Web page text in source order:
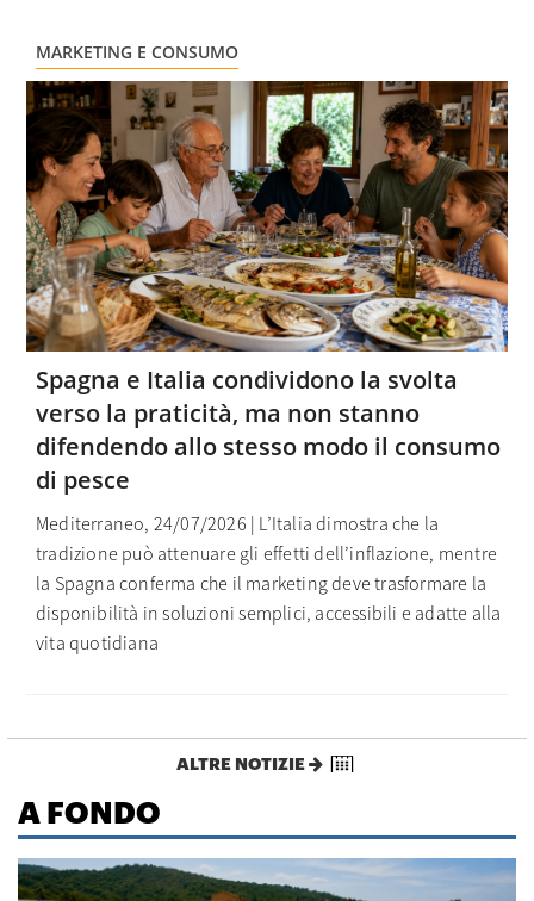
MARKETING E CONSUMO
Spagna e Italia condividono la svolta
verso la praticità, ma non stanno
difendendo allo stesso modo il consumo
di pesce
Mediterraneo, 24/07/2026 | L’Italia dimostra che la
tradizione può attenuare gli effetti dell’inflazione, mentre
la Spagna conferma che il marketing deve trasformare la
disponibilità in soluzioni semplici, accessibili e adatte alla
vita quotidiana
ALTRE NOTIZIE
A FONDO